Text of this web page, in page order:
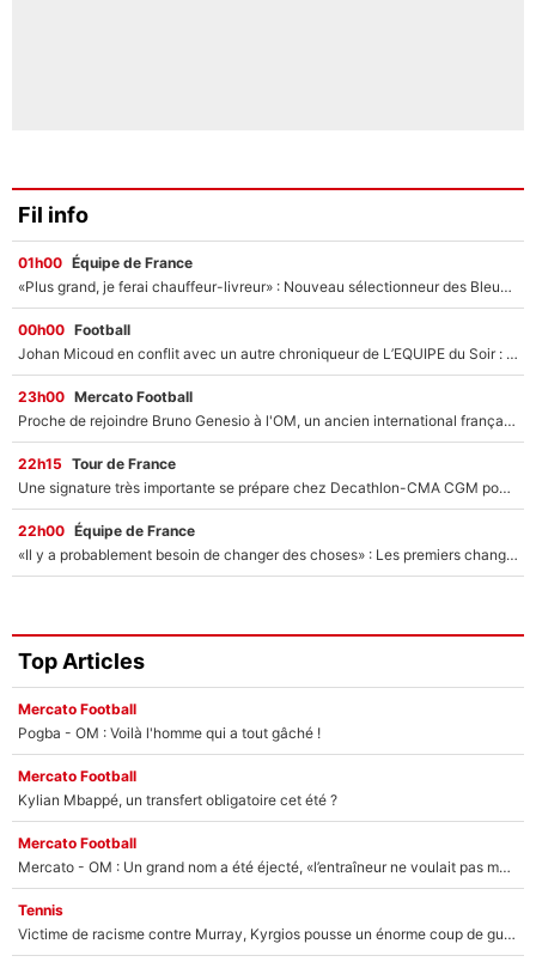
Fil info
01h00 Équipe de France
«Plus grand, je ferai chauffeur-livreur» : Nouveau sélectionneur des Bleus, Zinédine Zidane s’était imaginé un avenir très différent lorsqu'il était enfant
00h00 Football
Johan Micoud en conflit avec un autre chroniqueur de L’EQUIPE du Soir : «Pendant un moment, je ne les ai pas remis ensemble dans l'émission»
23h00 Mercato Football
Proche de rejoindre Bruno Genesio à l'OM, un ancien international français va finalement débarquer... sur RMC !
22h15 Tour de France
Une signature très importante se prépare chez Decathlon-CMA CGM pour aider Paul Seixas à gagner le Tour de France 2027
22h00 Équipe de France
«Il y a probablement besoin de changer des choses» : Les premiers changements de Zinedine Zidane en équipe de France sont révélés ?
Top Articles
Mercato Football
Pogba - OM : Voilà l'homme qui a tout gâché !
Mercato Football
Kylian Mbappé, un transfert obligatoire cet été ?
Mercato Football
Mercato - OM : Un grand nom a été éjecté, «l’entraîneur ne voulait pas me conserver»
Tennis
Victime de racisme contre Murray, Kyrgios pousse un énorme coup de gueule !